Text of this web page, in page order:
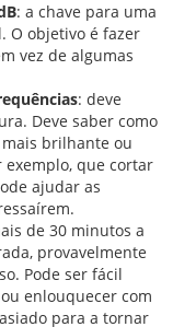
: a chave para uma
O objetivo é fazer
vez de algumas
: deve
Deve saber como
brilhante ou
exemplo, que cortar
ajudar as
de 30 minutos a
provavelmente
Pode ser fácil
enlouquecer com
para a tornar